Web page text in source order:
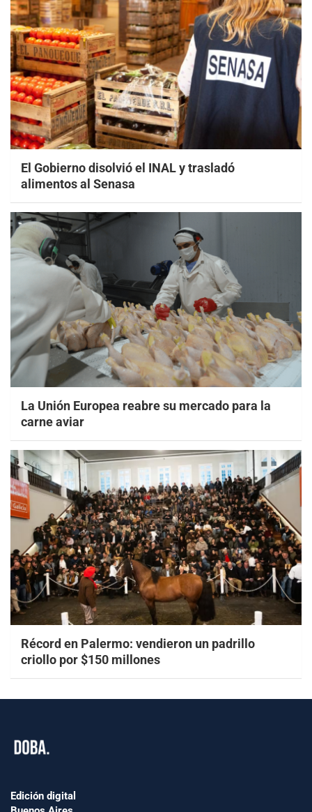
El Gobierno disolvió el INAL y trasladó
alimentos al Senasa
La Unión Europea reabre su mercado para la
carne aviar
Récord en Palermo: vendieron un padrillo
criollo por $150 millones
Edición digital